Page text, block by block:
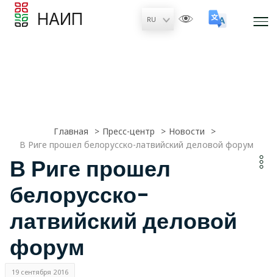
НАИП
Главная Пресс-центр
Новости
В Риге прошел белорусско-латвийский деловой форум
В Риге прошел
белорусско-
латвийский деловой
форум
19 сентября 2016